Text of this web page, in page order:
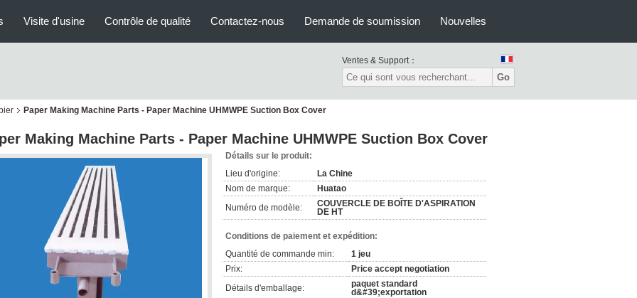
Visite d'usine Contrôle de qualité Contactez-nous Demande de soumission Nouvelles
Ventes & Support：
Go
Paper Making Machine Parts - Paper Machine UHMWPE Suction Box Cover
Making Machine Parts - Paper Machine UHMWPE Suction Box Cover
Détails sur le produit:
Lieu d'origine:
La Chine
Nom de marque:
Huatao
Numéro de modèle:
COUVERCLE DE BOÎTE D'ASPIRATION
DE HT
Conditions de paiement et expédition:
Quantité de commande min:
1 jeu
Prix:
Price accept negotiation
Détails d'emballage:
paquet standard
d&#39;exportation